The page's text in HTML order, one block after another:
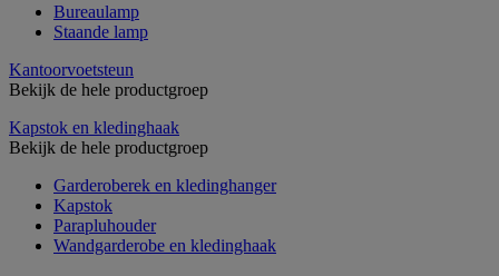
Bureaulamp
Staande lamp
Kantoorvoetsteun
Bekijk de hele productgroep
Kapstok en kledinghaak
Bekijk de hele productgroep
Garderoberek en kledinghanger
Kapstok
Parapluhouder
Wandgarderobe en kledinghaak